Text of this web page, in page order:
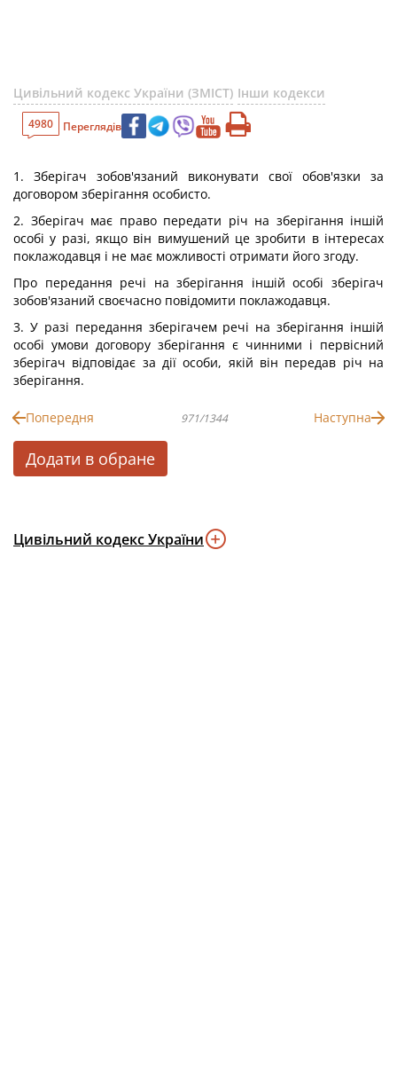
Цивільний кодекс України (ЗМІСТ) Інши кодекси
4980 Переглядів
1. Зберігач зобов'язаний виконувати свої обов'язки за
договором зберігання особисто.
2. Зберігач має право передати річ на зберігання іншій
особі у разі, якщо він вимушений це зробити в інтересах
поклажодавця і не має можливості отримати його згоду.
Про передання речі на зберігання іншій особі зберігач
зобов'язаний своєчасно повідомити поклажодавця.
3. У разі передання зберігачем речі на зберігання іншій
особі умови договору зберігання є чинними і первісний
зберігач відповідає за дії особи, якій він передав річ на
зберігання.
Попередня 971/1344 Наступна
Додати в обране
Цивільний кодекс України